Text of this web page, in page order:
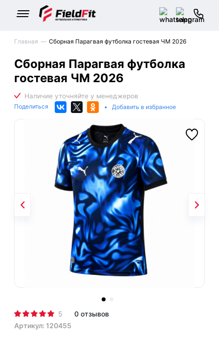
Главная Сборная Парагвая футболка гостевая ЧМ 2026
Сборная Парагвая футболка
гостевая ЧМ 2026
Поделиться • Добавить в избранное
5
0 отзывов
Артикул: 120455